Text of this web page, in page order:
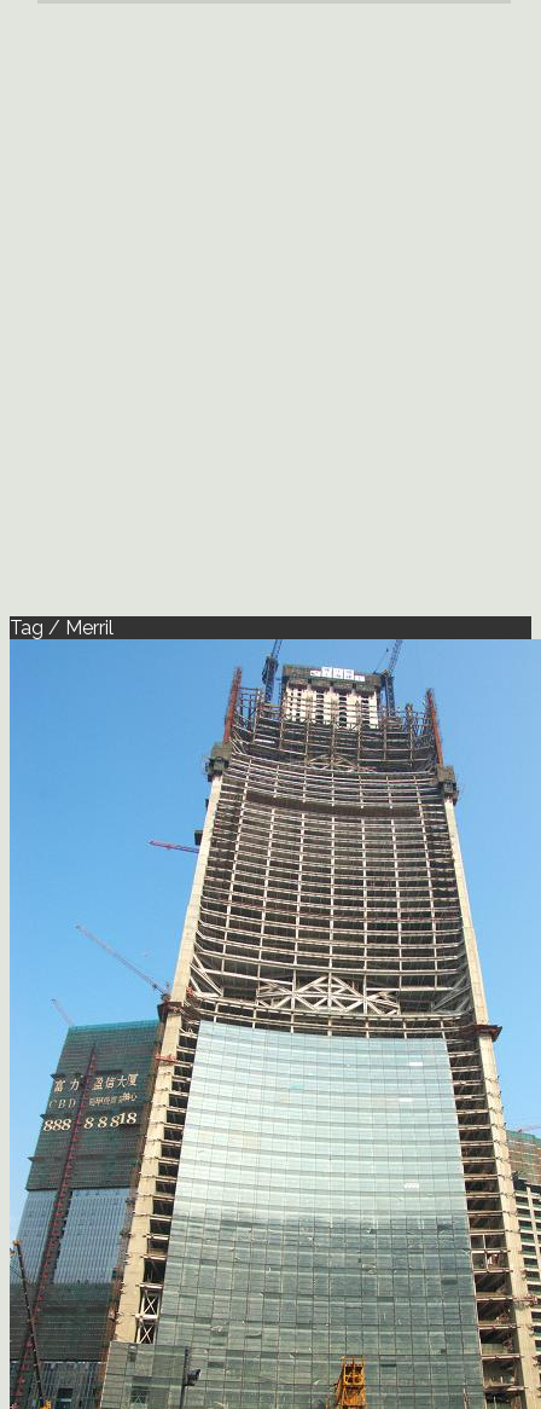
Tag / Merril